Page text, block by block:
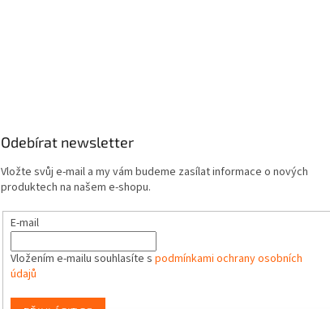
Odebírat newsletter
Vložte svůj e-mail a my vám budeme zasílat informace o nových
produktech na našem e-shopu.
E-mail
Vložením e-mailu souhlasíte s podmínkami ochrany osobních
údajů